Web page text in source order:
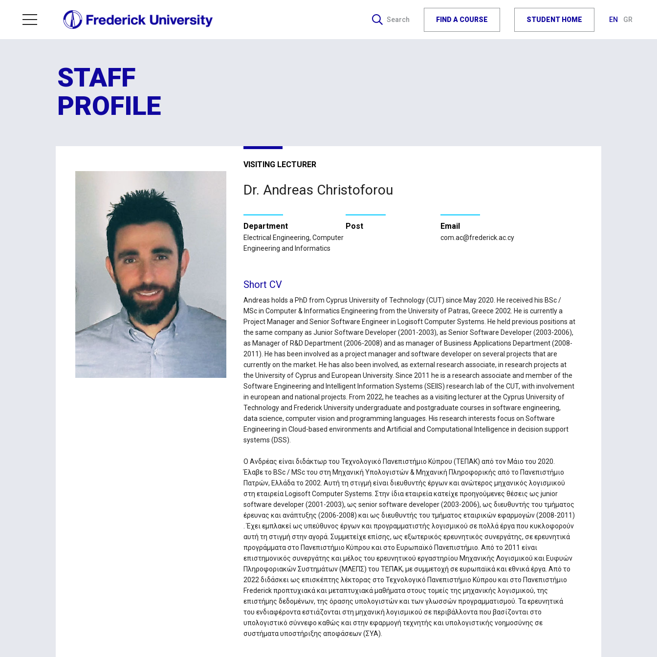
Search FIND A COURSE STUDENT HOME EN GR
STAFF
PROFILE
VISITING LECTURER
Dr. Andreas Christoforou
Department
Electrical Engineering, Computer
Engineering and Informatics
Post Email
com.ac@frederick.ac.cy
Short CV
Andreas holds a PhD from Cyprus University of Technology (CUT) since May 2020. He received his BSc /
MSc in Computer & Informatics Engineering from the University of Patras, Greece 2002. He is currently a
Project Manager and Senior Software Engineer in Logisoft Computer Systems. He held previous positions at
the same company as Junior Software Developer (2001-2003), as Senior Software Developer (2003-2006),
as Manager of R&D Department (2006-2008) and as manager of Business Applications Department (2008-
2011). He has been involved as a project manager and software developer on several projects that are
currently on the market. He has also been involved, as external research associate, in research projects at
the University of Cyprus and European University. Since 2011 he is a research associate and member of the
Software Engineering and Intelligent Information Systems (SEIIS) research lab of the CUT, with involvement
in european and national projects. From 2022, he teaches as a visiting lecturer at the Cyprus University of
Technology and Frederick University undergraduate and postgraduate courses in software engineering,
data science, computer vision and programming languages. His research interests focus on Software
Engineering in Cloud-based environments and Artificial and Computational Intelligence in decision support
systems (DSS).
Ο Ανδρέας είναι διδάκτωρ του Τεχνολογικό Πανεπιστήμιο Κύπρου (ΤΕΠΑΚ) από τον Μάιο του 2020.
Έλαβε το BSc / MSc του στη Μηχανική Υπολογιστών & Μηχανική Πληροφορικής από το Πανεπιστήμιο
Πατρών, Ελλάδα το 2002. Αυτή τη στιγμή είναι διευθυντής έργων και ανώτερος μηχανικός λογισμικού
στη εταιρεία Logisoft Computer Systems. Στην ίδια εταιρεία κατείχε προηγούμενες θέσεις ως junior
software developer (2001-2003), ως senior software developer (2003-2006), ως διευθυντής του τμήματος
έρευνας και ανάπτυξης (2006-2008) και ως διευθυντής του τμήματος εταιρικών εφαρμογών (2008-2011)
. Έχει εμπλακεί ως υπεύθυνος έργων και προγραμματιστής λογισμικού σε πολλά έργα που κυκλοφορούν
αυτή τη στιγμή στην αγορά. Συμμετείχε επίσης, ως εξωτερικός ερευνητικός συνεργάτης, σε ερευνητικά
προγράμματα στο Πανεπιστήμιο Κύπρου και στο Ευρωπαϊκό Πανεπιστήμιο. Από το 2011 είναι
επιστημονικός συνεργάτης και μέλος του ερευνητικού εργαστηρίου Μηχανικής Λογισμικού και Ευφυών
Πληροφοριακών Συστημάτων (ΜΛΕΠΣ) του ΤΕΠΑΚ, με συμμετοχή σε ευρωπαϊκά και εθνικά έργα. Από το
2022 διδάσκει ως επισκέπτης λέκτορας στο Τεχνολογικό Πανεπιστήμιο Κύπρου και στο Πανεπιστήμιο
Frederick προπτυχιακά και μεταπτυχιακά μαθήματα στους τομείς της μηχανικής λογισμικού, της
επιστήμης δεδομένων, της όρασης υπολογιστών και των γλωσσών προγραμματισμού. Τα ερευνητικά
του ενδιαφέροντα εστιάζονται στη μηχανική λογισμικού σε περιβάλλοντα που βασίζονται στο
υπολογιστικό σύννεφο καθώς και στην εφαρμογή τεχνητής και υπολογιστικής νοημοσύνης σε
συστήματα υποστήριξης αποφάσεων (ΣΥΑ).